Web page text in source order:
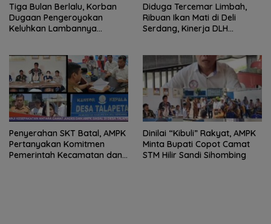
Tiga Bulan Berlalu, Korban
Dugaan Pengeroyokan
Keluhkan Lambannya
Diduga Tercemar Limbah,
Ribuan Ikan Mati di Deli
Serdang, Kinerja DLH
Penyerahan SKT Batal, AMPK
Pertanyakan Komitmen
Pemerintah Kecamatan dan
Dinilai “Kibuli” Rakyat, AMPK
Minta Bupati Copot Camat
STM Hilir Sandi Sihombing